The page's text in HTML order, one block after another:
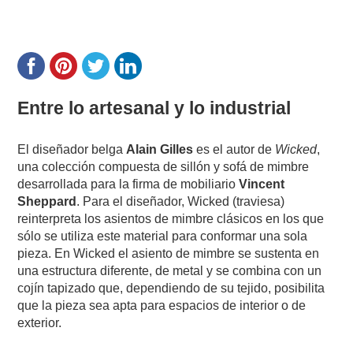
Entre lo artesanal y lo industrial
El diseñador belga Alain Gilles es el autor de Wicked,
una colección compuesta de sillón y sofá de mimbre
desarrollada para la firma de mobiliarioVincent
Sheppard . Para el diseñador, Wicked (traviesa)
reinterpreta los asientos de mimbre clásicos en los que
sólo se utiliza este material para conformar una sola
pieza. En Wicked el asiento de mimbre se sustenta en
una estructura diferente, de metal y se combina con un
cojín tapizado que, dependiendo de su tejido, posibilita
que la pieza sea apta para espacios de interior o de
exterior.